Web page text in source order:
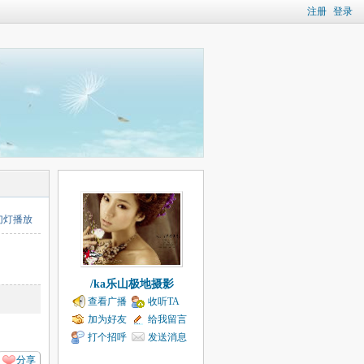
注册 登录
灯播放
分享
/ka乐山极地摄影
查看广播
收听TA
加为好友
给我留言
打个招呼
发送消息